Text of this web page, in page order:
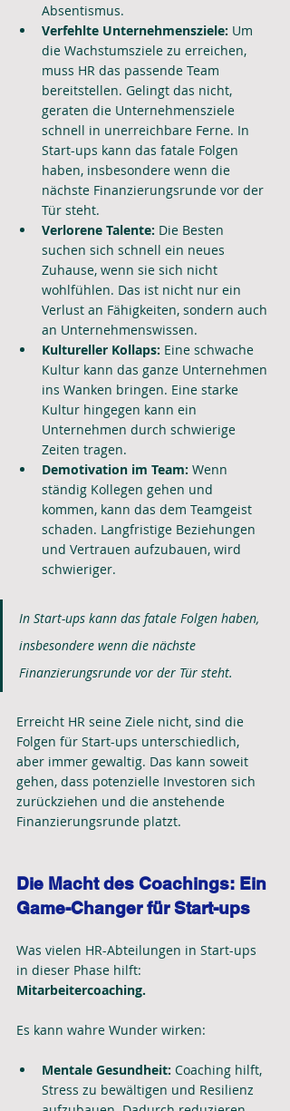
Absentismus.
Verfehlte Unternehmensziele: Um
die Wachstumsziele zu erreichen,
muss HR das passende Team
bereitstellen. Gelingt das nicht,
geraten die Unternehmensziele
schnell in unerreichbare Ferne. In
Start-ups kann das fatale Folgen
haben, insbesondere wenn die
nächste Finanzierungsrunde vor der
Tür steht.
Verlorene Talente: Die Besten
suchen sich schnell ein neues
Zuhause, wenn sie sich nicht
wohlfühlen. Das ist nicht nur ein
Verlust an Fähigkeiten, sondern auch
an Unternehmenswissen.
Kultureller Kollaps: Eine schwache
Kultur kann das ganze Unternehmen
ins Wanken bringen. Eine starke
Kultur hingegen kann ein
Unternehmen durch schwierige
Zeiten tragen.
Demotivation im Team: Wenn
ständig Kollegen gehen und
kommen, kann das dem Teamgeist
schaden. Langfristige Beziehungen
und Vertrauen aufzubauen, wird
schwieriger.
In Start-ups kann das fatale Folgen haben,
insbesondere wenn die nächste
Finanzierungsrunde vor der Tür steht.
Erreicht HR seine Ziele nicht, sind die
Folgen für Start-ups unterschiedlich,
aber immer gewaltig. Das kann soweit
gehen, dass potenzielle Investoren sich
zurückziehen und die anstehende
Finanzierungsrunde platzt.
Die Macht des Coachings: Ein
Game-Changer für Start-ups
Was vielen HR-Abteilungen in Start-ups
in dieser Phase hilft:
Mitarbeitercoaching.
Es kann wahre Wunder wirken:
Mentale Gesundheit: Coaching hilft,
Stress zu bewältigen und Resilienz